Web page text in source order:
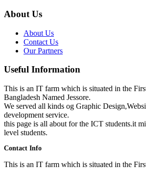
About Us
About Us
Contact Us
Our Partners
Useful Information
This is an IT farm which is situated in the
Bangladesh Named Jessore.
We served all kinds og Graphic
development service.
this page is all about for the ICT students.it
level students.
Contact Info
This is an IT farm which is situated in the